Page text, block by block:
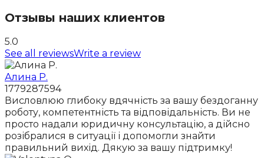
Отзывы наших клиентов
5.0
See all reviewsWrite a review
Алина Р.
1779287594
Висловлюю глибоку вдячність за вашу бездоганну
роботу, компетентність та відповідальність. Ви не
просто надали юридичну консультацію, а дійсно
розібралися в ситуації і допомогли знайти
правильний вихід. Дякую за вашу підтримку!